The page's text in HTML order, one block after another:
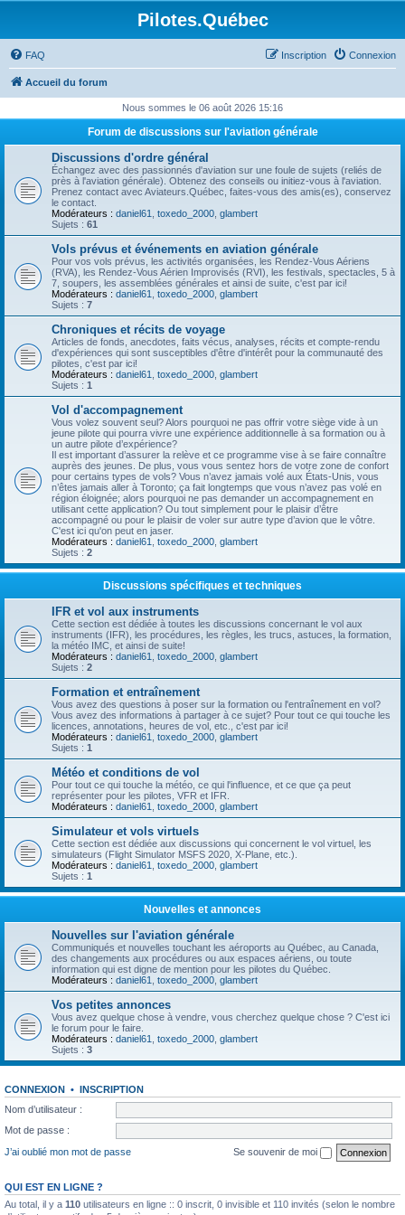
Pilotes.Québec
FAQ Connexion
Inscription
Accueil du forum
Nous sommes le 06 août 2026 15:16
Forum de discussions sur l'aviation générale
Discussions d'ordre général
Échangez avec des passionnés d'aviation sur une foule de sujets (reliés de
près à l'aviation générale). Obtenez des conseils ou initiez-vous à l'aviation.
Prenez contact avec Aviateurs.Québec, faites-vous des amis(es), conservez
le contact.
Modérateurs : daniel61 toxedo_2000 glambert
Sujets : 61
Vols prévus et événements en aviation générale
Pour vos vols prévus, les activités organisées, les Rendez-Vous Aériens
(RVA), les Rendez-Vous Aérien Improvisés (RVI), les festivals, spectacles, 5 à
7, soupers, les assemblées générales et ainsi de suite, c'est par ici!
Modérateurs : daniel61 toxedo_2000 glambert
Sujets : 7
Chroniques et récits de voyage
Articles de fonds, anecdotes, faits vécus, analyses, récits et compte-rendu
d'expériences qui sont susceptibles d'être d'intérêt pour la communauté des
pilotes, c'est par ici!
Modérateurs : daniel61 toxedo_2000 glambert
Sujets : 1
Vol d'accompagnement
Vous volez souvent seul? Alors pourquoi ne pas offrir votre siège vide à un
jeune pilote qui pourra vivre une expérience additionnelle à sa formation ou à
un autre pilote d’expérience?
Il est important d’assurer la relève et ce programme vise à se faire connaître
auprès des jeunes. De plus, vous vous sentez hors de votre zone de confort
pour certains types de vols? Vous n’avez jamais volé aux États-Unis, vous
n’êtes jamais aller à Toronto; ça fait longtemps que vous n’avez pas volé en
région éloignée; alors pourquoi ne pas demander un accompagnement en
utilisant cette application? Ou tout simplement pour le plaisir d’être
accompagné ou pour le plaisir de voler sur autre type d’avion que le vôtre.
C'est ici qu'on peut en jaser.
Modérateurs : daniel61 toxedo_2000 glambert
Sujets : 2
Discussions spécifiques et techniques
IFR et vol aux instruments
Cette section est dédiée à toutes les discussions concernant le vol aux
instruments (IFR), les procédures, les règles, les trucs, astuces, la formation,
la météo IMC, et ainsi de suite!
Modérateurs : daniel61 toxedo_2000 glambert
Sujets : 2
Formation et entraînement
Vous avez des questions à poser sur la formation ou l'entraînement en vol?
Vous avez des informations à partager à ce sujet? Pour tout ce qui touche les
licences, annotations, heures de vol, etc., c'est par ici!
Modérateurs : daniel61 toxedo_2000 glambert
Sujets : 1
Météo et conditions de vol
Pour tout ce qui touche la météo, ce qui l'influence, et ce que ça peut
représenter pour les pilotes, VFR et IFR.
Modérateurs : daniel61 toxedo_2000 glambert
Simulateur et vols virtuels
Cette section est dédiée aux discussions qui concernent le vol virtuel, les
simulateurs (Flight Simulator MSFS 2020, X-Plane, etc.).
Modérateurs : daniel61 toxedo_2000 glambert
Sujets : 1
Nouvelles et annonces
Nouvelles sur l'aviation générale
Communiqués et nouvelles touchant les aéroports au Québec, au Canada,
des changements aux procédures ou aux espaces aériens, ou toute
information qui est digne de mention pour les pilotes du Québec.
Modérateurs : daniel61 toxedo_2000 glambert
Vos petites annonces
Vous avez quelque chose à vendre, vous cherchez quelque chose ? C'est ici
le forum pour le faire.
Modérateurs : daniel61 toxedo_2000 glambert
Sujets : 3
CONNEXION • INSCRIPTION
Nom d’utilisateur :
Mot de passe :
J’ai oublié mon mot de passe
Se souvenir de moi
QUI EST EN LIGNE ?
Au total, il y a 110 utilisateurs en ligne :: 0 inscrit, 0 invisible et 110 invités (selon le nombre